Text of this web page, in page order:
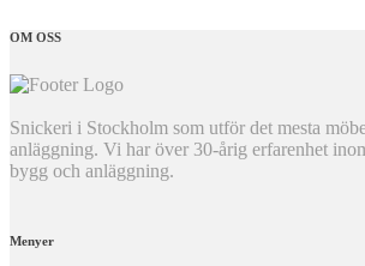
OM OSS
Snickeri i Stockholm som utför det mesta
anläggning. Vi har över 30-årig erfarenhet
bygg och anläggning.
Menyer